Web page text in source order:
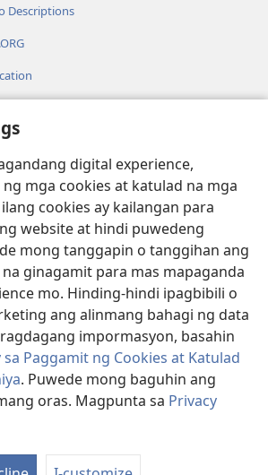
digital experience,
mga cookies at katulad na mga
cookies ay kailangan para
website at hindi puwedeng
mong tanggapin o tanggihan ang
ginagamit para mas mapaganda
mo. Hinding-hindi ipagbibili o
ang alinmang bahagi ng data
impormasyon, basahin
sa Paggamit ng Cookies at Katulad
. Puwede mong baguhin ang
oras. Magpunta sa Privacy
Descriptions
LIBRARY™
®
Tower Bible and Tract Society of Pennsylvania.